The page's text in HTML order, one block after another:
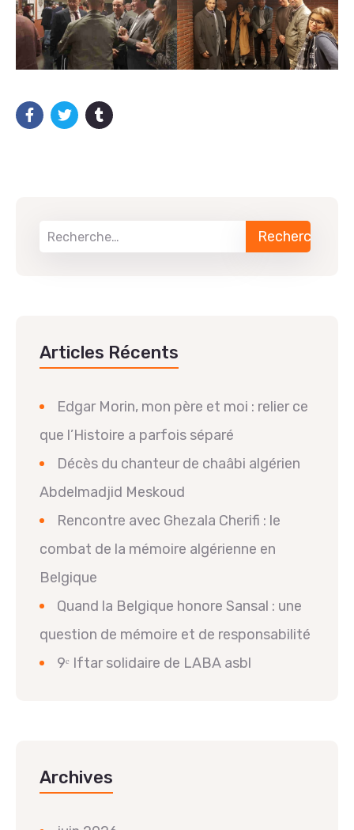
Articles Récents
Edgar Morin, mon père et moi : relier ce
que l’Histoire a parfois séparé
Décès du chanteur de chaâbi algérien
Abdelmadjid Meskoud
Rencontre avec Ghezala Cherifi : le
combat de la mémoire algérienne en
Belgique
Quand la Belgique honore Sansal : une
question de mémoire et de responsabilité
9ᵉ Iftar solidaire de LABA asbl
Archives